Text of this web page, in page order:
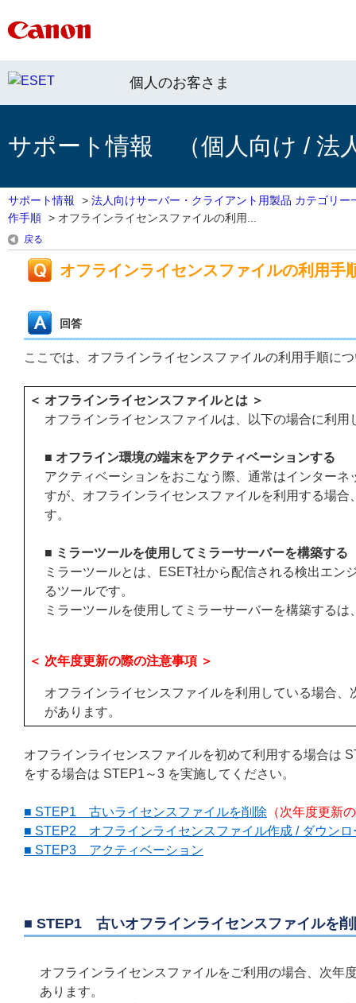
個人のお客さま
サポート情報 （個人向け / 法
サポート情報 > 法人向けサーバー・クライアント用製品 カテゴリー
作手順 > オフラインライセンスファイルの利用...
戻る
オフラインライセンスファイルの利用手
回答
ここでは、オフラインライセンスファイルの利用手順に
＜ オフラインライセンスファイルとは ＞
オフラインライセンスファイルは、以下の場合に利用
■ オフライン環境の端末をアクティベーションする
アクティベーションをおこなう際、通常はインター
すが、オフラインライセンスファイルを利用する場
す。
■ ミラーツールを使用してミラーサーバーを構築する
ミラーツールとは、ESET社から配信される検出エ
るツールです。
ミラーツールを使用してミラーサーバーを構築する
＜ 次年度更新の際の注意事項 ＞
オフラインライセンスファイルを利用している場合
があります。
オフラインライセンスファイルを初めて利用する場合は
をする場合は STEP1～3 を実施してください。
■ STEP1 古いライセンスファイルを削除 （次年度更新
■ STEP2 オフラインライセンスファイル作成 / ダウンロ
■ STEP3 アクティベーション
■ STEP1 古いオフラインライセンスファイルを削
オフラインライセンスファイルをご利用の場合、次年
あります。